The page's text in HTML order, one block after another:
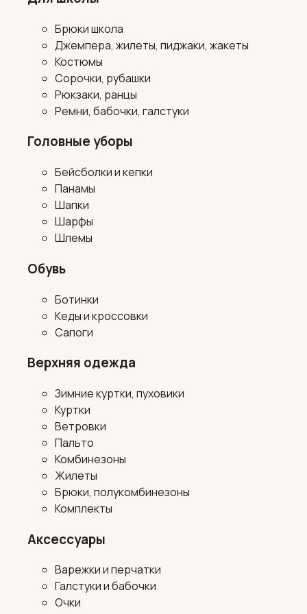
Брюки школа
Джемпера, жилеты, пиджаки, жакеты
Костюмы
Сорочки, рубашки
Рюкзаки, ранцы
Ремни, бабочки, галстуки
Головные уборы
Бейсболки и кепки
Панамы
Шапки
Шарфы
Шлемы
Обувь
Ботинки
Кеды и кроссовки
Сапоги
Верхняя одежда
Зимние куртки, пуховики
Куртки
Ветровки
Пальто
Комбинезоны
Жилеты
Брюки, полукомбинезоны
Комплекты
Аксессуары
Варежки и перчатки
Галстуки и бабочки
Очки